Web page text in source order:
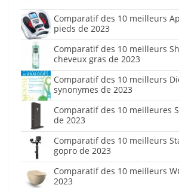
Comparatif des 10 meilleurs
pieds de 2023
Comparatif des 10 meilleurs
cheveux gras de 2023
Comparatif des 10 meilleurs
synonymes de 2023
Comparatif des 10 meilleures
de 2023
Comparatif des 10 meilleurs
gopro de 2023
Comparatif des 10 meilleurs
2023